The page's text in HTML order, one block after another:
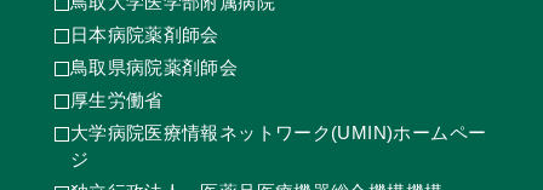
日本病院薬剤師会
鳥取県病院薬剤師会
厚生労働省
大学病院医療情報ネットワーク(UMIN)ホームペー
ジ